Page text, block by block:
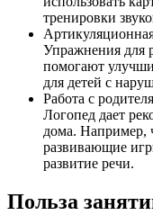
тренировки
Упражнения для
помогают
для детей с
Работа с
Логопед дает
дома. Например,
развивающие
развитие речи.
Польза